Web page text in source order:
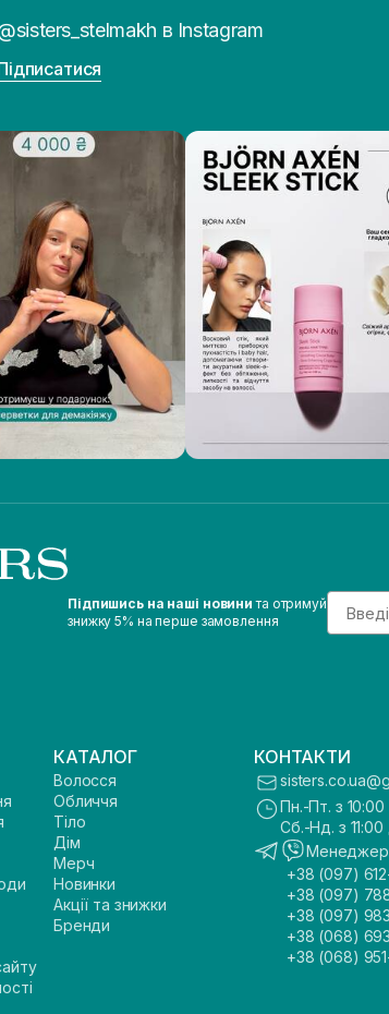
в Instagram
Підпишись на наші новини та отримуй
знижку 5% на перше замовлення
Email
КАТАЛОГ
Волосся
Обличчя
Тіло
Дім
Мерч
Новинки
Акції та знижки
Бренди
КОНТАКТИ
Пн.-Пт. з
Сб.-Нд. з 11:00
Менеджер
+38 (097)
+38 (097)
+38 (097)
+38 (068)
+38 (068)